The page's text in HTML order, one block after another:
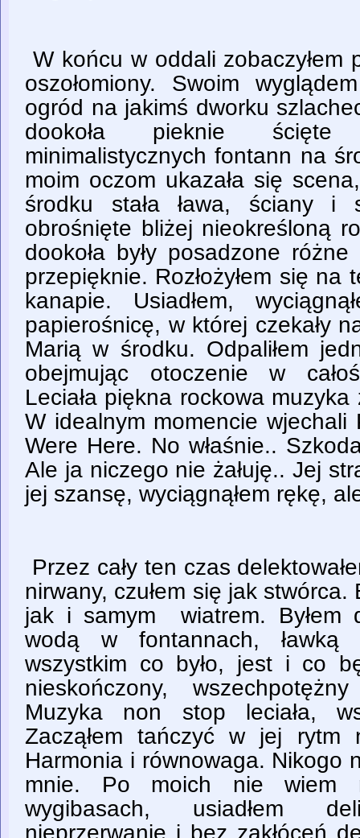
W końcu w oddali zobaczyłem
oszołomiony. Swoim
ogród na jakimś dworku
dookoła pieknie ścięte
minimalistycznych fontann na
moim oczom ukazała się
środku stała ława, ściany i
obrośnięte bliżej nieokreśloną
dookoła były posadzone
przepięknie. Rozłożyłem się na
kanapie. Usiadłem,
papierośnicę, w której czekały
Marią w środku. Odpaliłem
obejmując otoczenie w
Leciała piękna rockowa
W idealnym momencie wjechali
Were Here. No właśnie..
Ale ja niczego nie żałuję.. Jej
jej szansę, wyciągnąłem rękę,
Przez cały ten czas
nirwany, czułem się jak stwórca.
jak i samym wiatrem. Byłem
wodą w fontannach,
wszystkim co było, jest i co
nieskończony,
Muzyka non stop leciała,
Zacząłem tańczyć w jej rytm
Harmonia i równowaga. Nikogo
mnie. Po moich nie wiem
wygibasach, usiadłem
nieprzerwanie i bez zakłóceń